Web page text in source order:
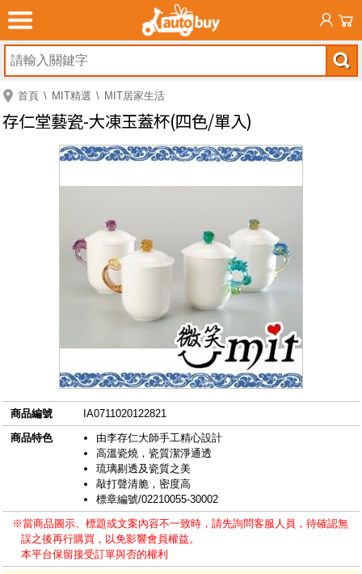
首頁 MIT精選 MIT居家生活
存仁堂藝瓷-大凍玉蓋杯(四色/單入)
商品編號
IA0711020122821
商品特色
由李存仁大師手工精心設計
高溫瓷燒，瓷質潔淨通透
琉璃剔透及瓷質之美
敲打聲清脆，密度高
標章編號/02210055-30002
※當商品圖示、標題或文案內容不一致時，請先詢問客服人員，待確認無
誤之後再行購買，以免影響會員權益。
本平台保留接受訂單與否的權利